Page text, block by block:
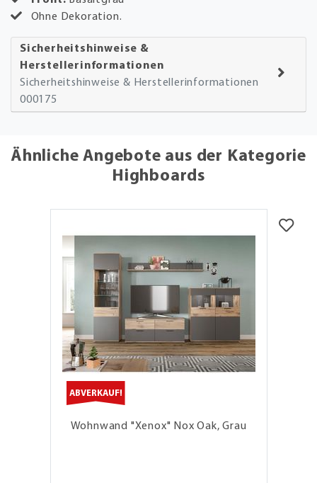
Ohne Dekoration.
Sicherheitshinweise &
Herstellerinformationen
Sicherheitshinweise & Herstellerinformationen
000175
Ähnliche Angebote aus der Kategorie
Highboards
ABVERKAUF!
Wohnwand "Xenox" Nox Oak, Grau